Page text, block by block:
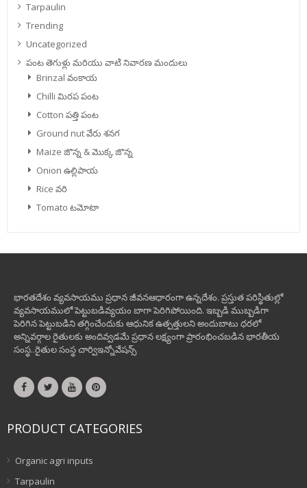
Tarpaulin
Trending
Uncategorized
పంట తెగుళ్లు మరియు వాటి నివారణ మందులు
Brinzal వంకాయ
Chilli మిరప పంట
Cotton పత్తి పంట
Ground nut వేరు శనగ
Maize జొన్న & మొక్క జొన్న
Onion ఉల్లిపాయ
Rice వరి
Tomato టమోటా
భారతదేశం వ్యవసాయము ప్రధాన జీవనఆధారంగా ఉన్నదేశం. ప్రస్తుత పరిస్థితుల్లో
వ్యవసాయములో పెట్టుబడివ్యయం బాగా పెరిగిపోయింది. ఇబ్బడి ముబ్బడిగా
పెరిగిన పెట్టుబడిని తగ్గించేందుకు ఆధునిక ఉత్పత్తులని అందుబాటు ధరలో
అన్నివర్గాల రైతులకు అందివ్వడమే ప్రధాన లక్ష్యంగా ప్రారంభించబడిన భారతీయ
సంస్థ..రైతుల సంస్థ చార్విఇన్నోవేషన్స్
PRODUCT CATEGORIES
Organic agri inputs
Tarpaulin